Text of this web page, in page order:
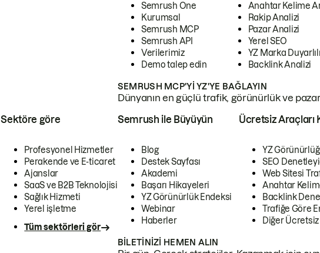
Semrush One
Kurumsal
Semrush MCP
Semrush API
Verilerimiz
Demo talep edin
Anahtar Kelime
Rakip Analizi
Pazar Analizi
Yerel SEO
YZ Marka
Backlink Analizi
SEMRUSH MCP'YI YZ'YE BAĞLAYIN
Dünyanın en güçlü trafik, görünürlük ve
Sektöre göre
Profesyonel Hizmetler
Perakende ve E-ticaret
Ajanslar
SaaS ve B2B Teknolojisi
Sağlık Hizmeti
Yerel işletme
Tüm sektörleri gör
Semrush ile Büyüyün
Blog
Destek Sayfası
Akademi
Başarı Hikayeleri
YZ Görünürlük Endeksi
Webinar
Haberler
Ücretsiz Araçları
YZ
SEO
Web Sitesi
Anahtar
Backlink
Trafiğe Göre
Diğer
BILETINIZI HEMEN ALIN